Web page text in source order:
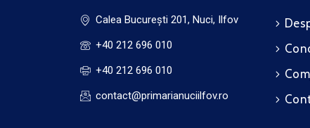
Calea Bucureşti 201, Nuci, Ilfov
+40 212 696 010
+40 212 696 010
contact@primarianuciilfov.ro